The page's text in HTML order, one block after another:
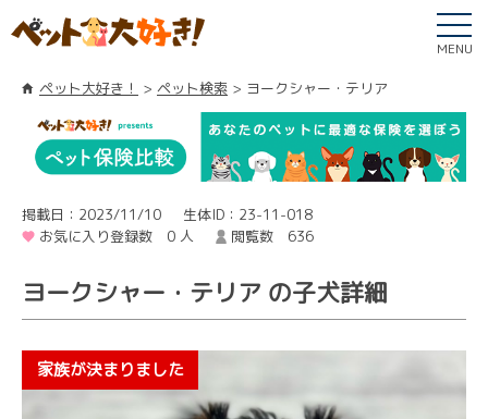
MENU
ペット大好き！ ペット検索 ヨークシャー・テリア
掲載日：2023/11/10
生体ID：23-11-018
お気に入り登録数 0 人
閲覧数 636
ヨークシャー・テリア の子犬詳細